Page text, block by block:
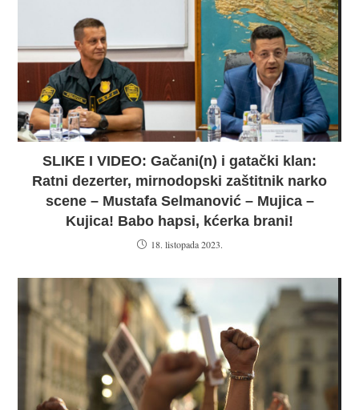
SLIKE I VIDEO: Gačani(n) i gatački klan:
Ratni dezerter, mirnodopski zaštitnik narko
scene – Mustafa Selmanović – Mujica –
Kujica! Babo hapsi, kćerka brani!
18. listopada 2023.